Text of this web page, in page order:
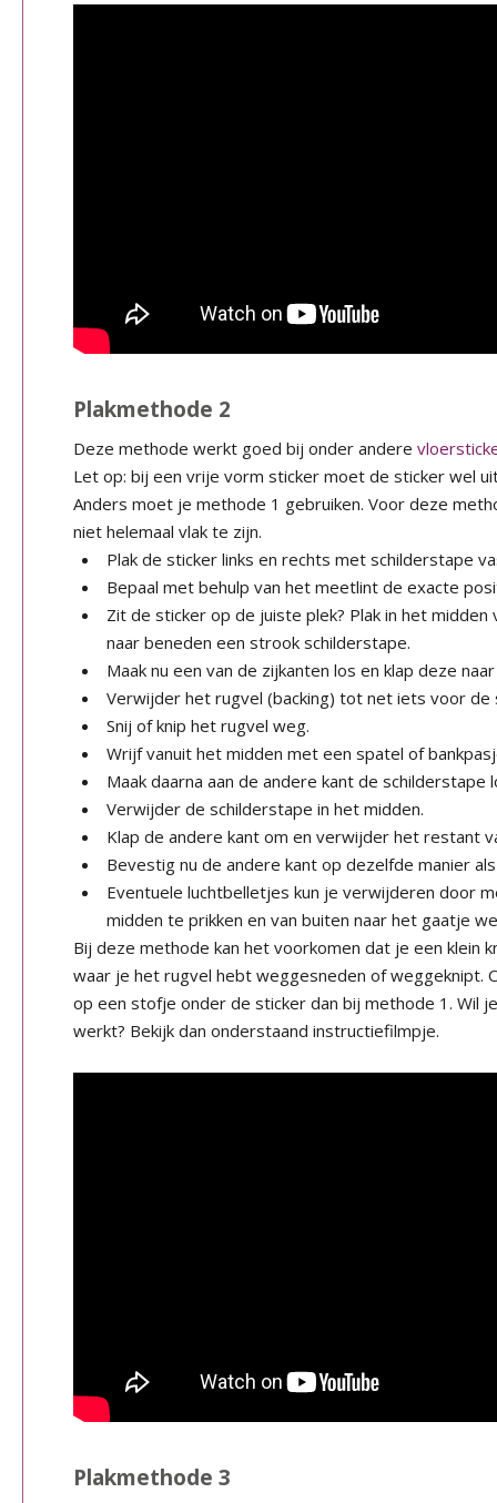
Plakmethode 2
Deze methode werkt goed bij onder andere
Let op: bij een vrije vorm sticker moet de sticker wel
Anders moet je methode 1 gebruiken. Voor deze
niet helemaal vlak te zijn.
Plak de sticker links en rechts met schilderstape
Bepaal met behulp van het meetlint de exacte
Zit de sticker op de juiste plek? Plak in het midden
naar beneden een strook schilderstape.
Maak nu een van de zijkanten los en klap deze
Verwijder het rugvel (backing) tot net iets voor de
Snij of knip het rugvel weg.
Wrijf vanuit het midden met een spatel of
Maak daarna aan de andere kant de schilderstape
Verwijder de schilderstape in het midden.
Klap de andere kant om en verwijder het restant
Bevestig nu de andere kant op dezelfde manier
Eventuele luchtbelletjes kun je verwijderen door
midden te prikken en van buiten naar het gaatje
Bij deze methode kan het voorkomen dat je een klein
waar je het rugvel hebt weggesneden of weggeknipt.
op een stofje onder de sticker dan bij methode 1. Wil
werkt? Bekijk dan onderstaand instructiefilmpje.
Plakmethode 3